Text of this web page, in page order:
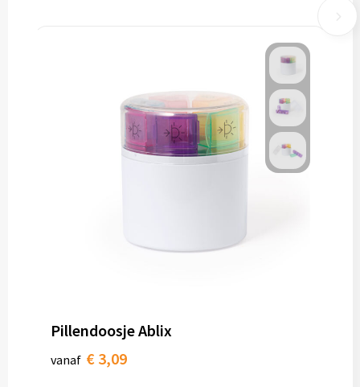
Pillendoosje Ablix
vanaf € 3,09